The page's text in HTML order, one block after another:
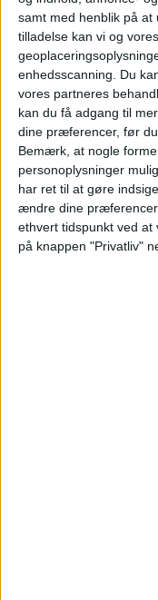
samt med henblik på at
tilladelse kan vi og
enhedsscanning. Du
vores partneres
kan du få adgang til
dine præferencer, før
Bemærk, at nogle
personoplysninger
har ret til at gøre
ændre dine
ethvert tidspunkt ved at
på knappen "Privatliv"
historie, at
Tivolis
omfattende,
Haven og anlæg
kulturudbud i de
Turisme på
USA, UK og
sidste år, så